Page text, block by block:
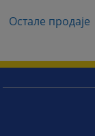
Остале продаје